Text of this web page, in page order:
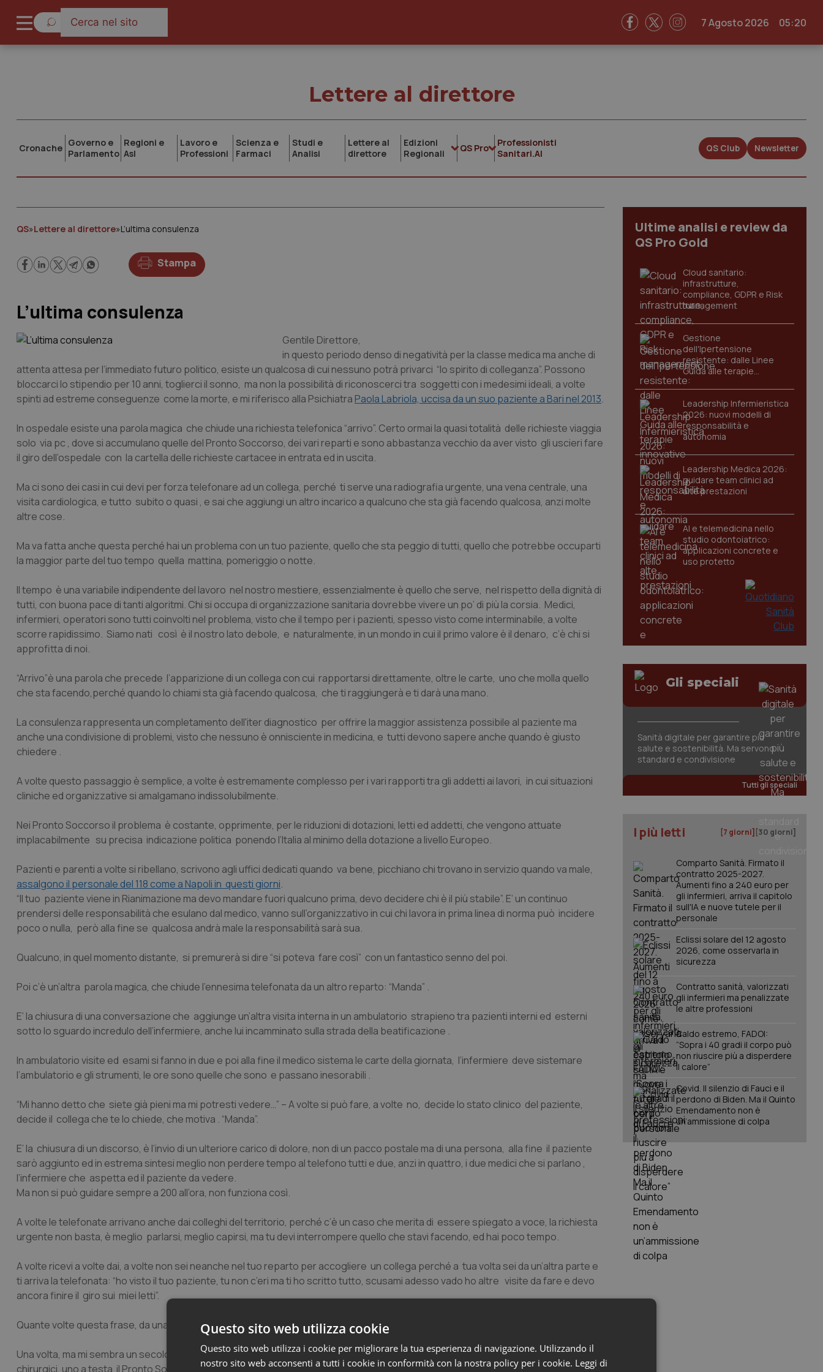
7 Agosto 2026 05:20
Lettere al direttore
Cronache Governo e
Parlamento
Regioni e
Asl
Lavoro e
Professioni
Scienza e
Farmaci
Studi e
Analisi
Lettere al
direttore
Edizioni
Regionali
QS Pro
Professionisti
Sanitari.AI
QS Club Newsletter
QS»Lettere al direttore»L’ultima consulenza
Stampa
L’ultima consulenza
Gentile Direttore,
in questo periodo denso di negatività per la classe medica ma anche di
attenta attesa per l’immediato futuro politico, esiste un qualcosa di cui nessuno potrà privarci “lo spirito di colleganza”. Possono
bloccarci lo stipendio per 10 anni, toglierci il sonno, ma non la possibilità di riconoscerci tra soggetti con i medesimi ideali, a volte
spinti ad estreme conseguenze come la morte, e mi riferisco alla PsichiatraPaola Labriola, uccisa da un suo paziente a Bari nel 2013.
In ospedale esiste una parola magica che chiude una richiesta telefonica “arrivo”. Certo ormai la quasi totalità delle richieste viaggia
solo via pc , dove si accumulano quelle del Pronto Soccorso, dei vari reparti e sono abbastanza vecchio da aver visto gli uscieri fare
il giro dell’ospedale con la cartella delle richieste cartacee in entrata ed in uscita.
Ma ci sono dei casi in cui devi per forza telefonare ad un collega, perché ti serve una radiografia urgente, una vena centrale, una
visita cardiologica, e tutto subito o quasi , e sai che aggiungi un altro incarico a qualcuno che sta già facendo qualcosa, anzi molte
altre cose.
Ma va fatta anche questa perché hai un problema con un tuo paziente, quello che sta peggio di tutti, quello che potrebbe occuparti
la maggior parte del tuo tempo quella mattina, pomeriggio o notte.
Il tempo è una variabile indipendente del lavoro nel nostro mestiere, essenzialmente è quello che serve, nel rispetto della dignità di
tutti, con buona pace di tanti algoritmi. Chi si occupa di organizzazione sanitaria dovrebbe vivere un po’ di più la corsia. Medici,
infermieri, operatori sono tutti coinvolti nel problema, visto che il tempo per i pazienti, spesso visto come interminabile, a volte
scorre rapidissimo. Siamo nati così è il nostro lato debole, e naturalmente, in un mondo in cui il primo valore è il denaro, c’è chi si
approfitta di noi.
“Arrivo”è una parola che precede l’apparizione di un collega con cui rapportarsi direttamente, oltre le carte, uno che molla quello
che sta facendo,perché quando lo chiami sta già facendo qualcosa, che ti raggiungerà e ti darà una mano.
La consulenza rappresenta un completamento dell'iter diagnostico per offrire la maggior assistenza possibile al paziente ma
anche una condivisione di problemi, visto che nessuno è onnisciente in medicina, e tutti devono sapere anche quando è giusto
chiedere .
A volte questo passaggio è semplice, a volte è estremamente complesso per i vari rapporti tra gli addetti ai lavori, in cui situazioni
cliniche ed organizzative si amalgamano indissolubilmente.
Nei Pronto Soccorso il problema è costante, opprimente, per le riduzioni di dotazioni, letti ed addetti, che vengono attuate
implacabilmente su precisa indicazione politica ponendo l’Italia al minimo della dotazione a livello Europeo.
Pazienti e parenti a volte si ribellano, scrivono agli uffici dedicati quando va bene, picchiano chi trovano in servizio quando va male,
assalgono il personale del 118 come a Napoli in questi giorni.
“Il tuo paziente viene in Rianimazione ma devo mandare fuori qualcuno prima, devo decidere chi è il più stabile”. E’ un continuo
prendersi delle responsabilità che esulano dal medico, vanno sull’organizzativo in cui chi lavora in prima linea di norma può incidere
poco o nulla, però alla fine se qualcosa andrà male la responsabilità sarà sua.
Qualcuno, in quel momento distante, si premurerà si dire “si poteva fare così” con un fantastico senno del poi.
Poi c’è un’altra parola magica, che chiude l’ennesima telefonata da un altro reparto: “Manda” .
E’ la chiusura di una conversazione che aggiunge un’altra visita interna in un ambulatorio strapieno tra pazienti interni ed esterni
sotto lo sguardo incredulo dell’infermiere, anche lui incamminato sulla strada della beatificazione .
In ambulatorio visite ed esami si fanno in due e poi alla fine il medico sistema le carte della giornata, l’infermiere deve sistemare
l’ambulatorio e gli strumenti, le ore sono quelle che sono e passano inesorabili .
“Mi hanno detto che siete già pieni ma mi potresti vedere…” – A volte si può fare, a volte no, decide lo stato clinico del paziente,
decide il collega che te lo chiede, che motiva . “Manda”.
E’ la chiusura di un discorso, è l’invio di un ulteriore carico di dolore, non di un pacco postale ma di una persona, alla fine il paziente
sarò aggiunto ed in estrema sintesi meglio non perdere tempo al telefono tutti e due, anzi in quattro, i due medici che si parlano ,
l’infermiere che aspetta ed il paziente da vedere.
Ma non si può guidare sempre a 200 all’ora, non funziona così.
A volte le telefonate arrivano anche dai colleghi del territorio, perché c’è un caso che merita di essere spiegato a voce, la richiesta
urgente non basta, è meglio parlarsi, meglio capirsi, ma tu devi interrompere quello che stavi facendo, ed hai poco tempo.
A volte ricevi a volte dai, a volte non sei neanche nel tuo reparto per accogliere un collega perché a tua volta sei da un’altra parte e
ti arriva la telefonata: “ho visto il tuo paziente, tu non c’eri ma ti ho scritto tutto, scusami adesso vado ho altre visite da fare e devo
ancora finire il giro sui miei letti”.
Quante volte questa frase, da una parte e dall’altra. Niente convenevoli, solo discorsi tecnici.
Una volta, ma mi sembra un secolo fa, da me in chirurgia c’erano i consulenti di reparto, chi era di turno si faceva i reparti medici chi i
chirurgici, uno a testa il Pronto Soccorso.
Ultime analisi e review da
QS Pro Gold
Cloud sanitario:
infrastrutture,
compliance, GDPR e Risk
management
Gestione
dell'Ipertensione
resistente: dalle Linee
Guida alle terapie
innovative
Leadership Infermieristica
2026: nuovi modelli di
responsabilità e
autonomia
Leadership Medica 2026:
guidare team clinici ad
alte prestazioni
AI e telemedicina nello
studio odontoiatrico:
applicazioni concrete e
uso protetto
Gli speciali
Sanità digitale per garantire più
salute e sostenibilità. Ma servono
standard e condivisione
Tutti gli speciali
I più letti [7 giorni] [30 giorni]
Comparto Sanità. Firmato il
contratto 2025-2027.
Aumenti fino a 240 euro per
gli infermieri, arriva il capitolo
sull'IA e nuove tutele per il
personale
Eclissi solare del 12 agosto
2026, come osservarla in
sicurezza
Contratto sanità, valorizzati
gli infermieri ma penalizzate
le altre professioni
Caldo estremo, FADOI:
“Sopra i 40 gradi il corpo può
non riuscire più a disperdere
il calore”
Covid. Il silenzio di Fauci e il
perdono di Biden. Ma il Quinto
Emendamento non è
un’ammissione di colpa
Questo sito web utilizza cookie
Questo sito web utilizza i cookie per migliorare la tua esperienza di navigazione. Utilizzando il
nostro sito web acconsenti a tutti i cookie in conformità con la nostra policy per i cookie. Leggi di